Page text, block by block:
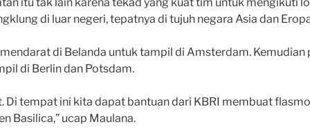
di luar negeri, tepatnya di tujuh negara Asia dan
di Belanda untuk tampil di Amsterdam. Kemudian
di Berlin dan Potsdam.
Di tempat ini kita dapat bantuan dari KBRI membuat
Basilica,” ucap Maulana.